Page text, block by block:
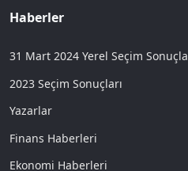
Haberler
31 Mart 2024 Yerel Seçim
2023 Seçim Sonuçları
Yazarlar
Finans Haberleri
Ekonomi Haberleri